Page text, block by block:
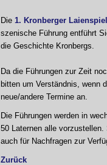
Die 1. Kronberger
szenische Führung entführt
die Geschichte Kronbergs.
Da die Führungen zur Zeit
bitten um Verständnis, wenn
neue/andere Termine an.
Die Führungen werden in
50 Laternen alle
auch für Nachfragen zur
Zurück